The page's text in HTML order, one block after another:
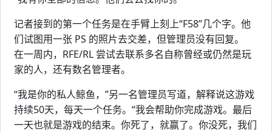
记者接到的第一个任务是在手臂上刻上“F58”几个字。他
们试图用一张 PS 的照片去交差，但管理员没有回复。
在一周内，RFE/RL 尝试去联系多名自称曾经或仍然是玩
家的人，还有数名管理者。
“我是你的私人鲸鱼，”另一名管理员写道，解释说这游戏
持续50天，每天一个任务。“我会帮助你完成游戏。最后
一天也就是游戏的结束。你死了，就赢了。你没死，我们